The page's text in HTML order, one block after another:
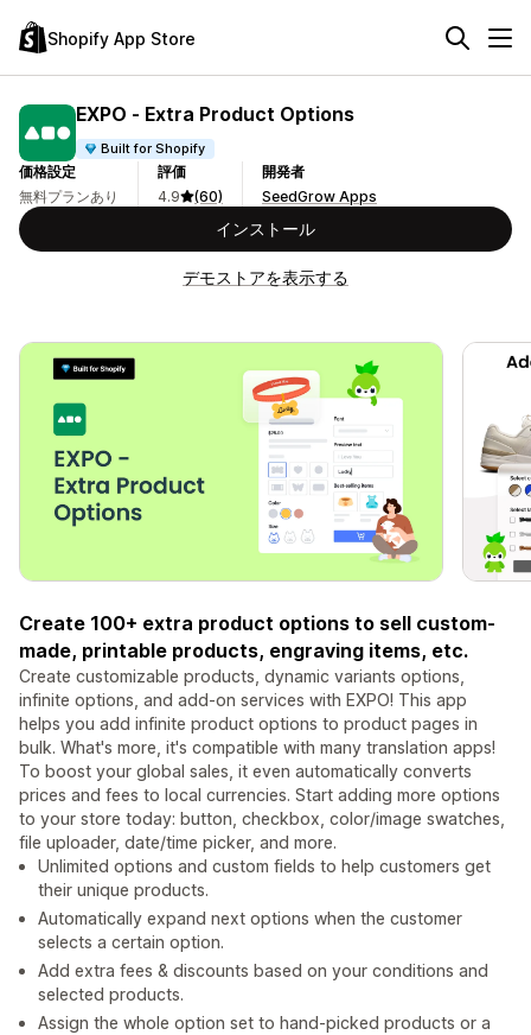
Shopify App Store
EXPO ‑ Extra Product Options
Built for Shopify
価格設定
無料プランあり
評価
4.9
(60)
開発者
SeedGrow Apps
インストール
デモストアを表示する
Create 100+ extra product options to sell custom-
made, printable products, engraving items, etc.
Create customizable products, dynamic variants options,
infinite options, and add-on services with EXPO! This app
helps you add infinite product options to product pages in
bulk. What's more, it's compatible with many translation apps!
To boost your global sales, it even automatically converts
prices and fees to local currencies. Start adding more options
to your store today: button, checkbox, color/image swatches,
file uploader, date/time picker, and more.
Unlimited options and custom fields to help customers get
their unique products.
Automatically expand next options when the customer
selects a certain option.
Add extra fees & discounts based on your conditions and
selected products.
Assign the whole option set to hand-picked products or a